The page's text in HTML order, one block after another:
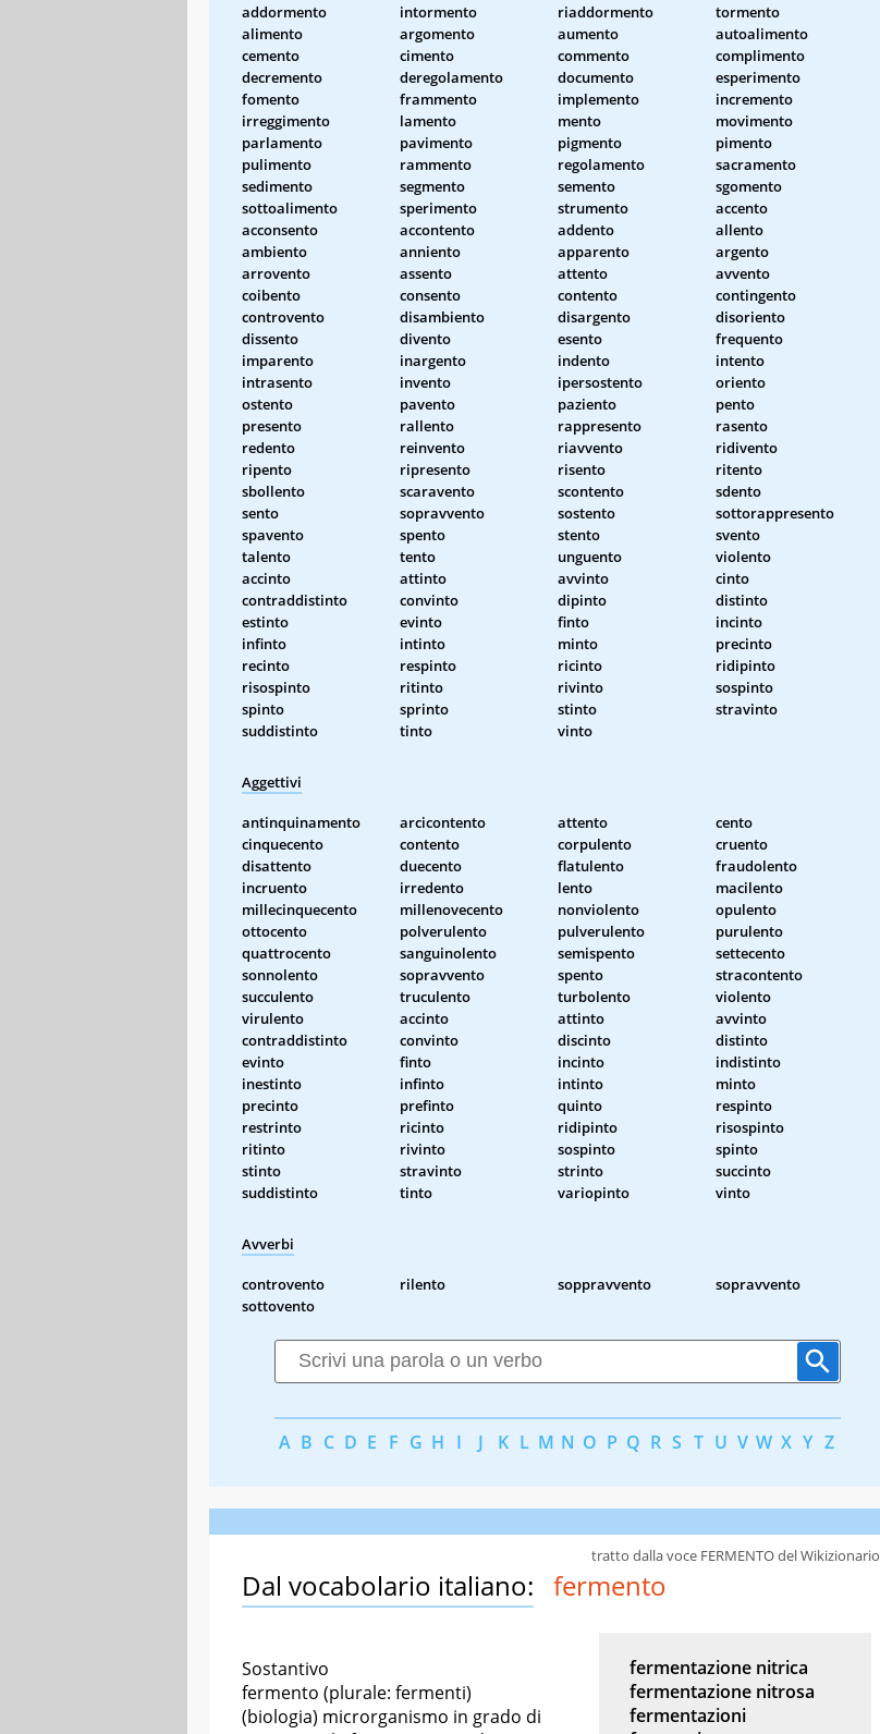
addormento intormento riaddormento
tormento
alimento
argomento aumento
autoalimento
cemento
cimento commento
complimento
decremento
deregolamento documento
esperimento
fomento
frammento implemento
incremento
irreggimento
lamento mento
movimento
parlamento
pavimento pigmento
pimento
pulimento
rammento regolamento
sacramento
sedimento
segmento semento
sgomento
sottoalimento
sperimento strumento
accento
acconsento
accontento addento
allento
ambiento
anniento apparento
argento
arrovento
assento attento
avvento
coibento
consento contento
contingento
controvento
disambiento disargento
disoriento
dissento
divento esento
frequento
imparento
inargento indento
intento
intrasento
invento ipersostento
oriento
ostento
pavento paziento
pento
presento
rallento rappresento
rasento
redento
reinvento riavvento
ridivento
ripento
ripresento risento
ritento
sbollento
scaravento scontento
sdento
sento
sopravvento sostento
sottorappresento
spavento
spento stento
svento
talento
tento unguento
violento
accinto
attinto avvinto
cinto
contraddistinto
convinto dipinto
distinto
estinto
evinto finto
incinto
infinto
intinto minto
precinto
recinto
respinto ricinto
ridipinto
risospinto
ritinto rivinto
sospinto
spinto
sprinto stinto
stravinto
suddistinto
tinto vinto
Aggettivi
antinquinamento arcicontento attento
cento
cinquecento
contento corpulento
cruento
disattento
duecento flatulento
fraudolento
incruento
irredento lento
macilento
millecinquecento
millenovecento nonviolento
opulento
ottocento
polverulento pulverulento
purulento
quattrocento
sanguinolento semispento
settecento
sonnolento
sopravvento spento
stracontento
succulento
truculento turbolento
violento
virulento
accinto attinto
avvinto
contraddistinto
convinto discinto
distinto
evinto
finto incinto
indistinto
inestinto
infinto intinto
minto
precinto
prefinto quinto
respinto
restrinto
ricinto ridipinto
risospinto
ritinto
rivinto sospinto
spinto
stinto
stravinto strinto
succinto
suddistinto
tinto variopinto vinto
Avverbi
controvento rilento soppravvento
sopravvento
sottovento
A B C D E F G H I J K L M N O P Q R S T U V W X Y Z
Dal vocabolario italiano: fermento
tratto dalla voce FERMENTO del Wikizionario
Sostantivo
fermento (plurale: fermenti)
(biologia) microrganismo in grado di
fermentazione nitrica
fermentazione nitrosa
fermentazioni